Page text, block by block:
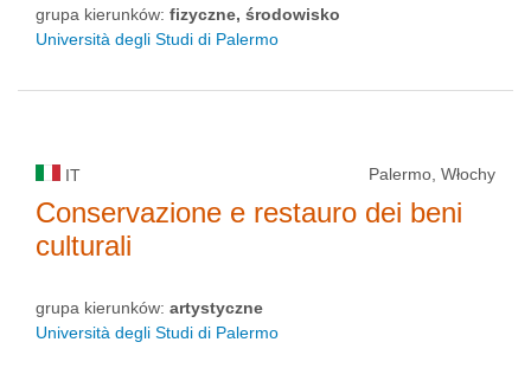
grupa kierunków: fizyczne, środowisko
Università degli Studi di Palermo
IT Palermo, Włochy
Conservazione e restauro dei beni
culturali
grupa kierunków: artystyczne
Università degli Studi di Palermo